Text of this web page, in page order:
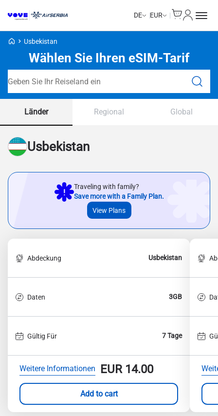
DE EUR
Voye Homepage
Usbekistan
Wählen Sie Ihren eSIM-Tarif
Länder Regional Global
Usbekistan
Traveling with family?
Save more with a Family Plan.
View Plans
Abdeckung Usbekistan
Daten 3GB
Gültig Für 7 Tage
Weitere Informationen EUR14.00
Add to cart